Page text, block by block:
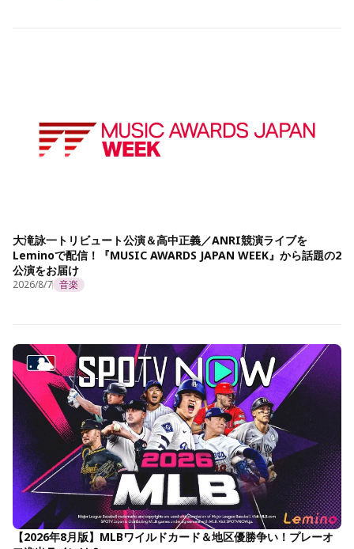
大滝詠一トリビュート公演＆高中正義／ANRI競演ライブを
Leminoで配信！『MUSIC AWARDS JAPAN WEEK』から話題の2
公演をお届け
2026/8/7 音楽
【2026年8月版】MLBワイルドカード＆地区優勝争い！プレーオ